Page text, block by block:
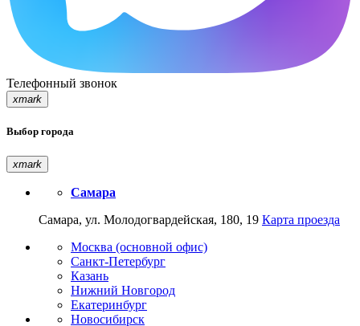
Телефонный звонок
xmark
Выбор города
xmark
Самара
Самара, ул. Молодогвардейская, 180, 19 Карта проезда
Москва (основной офис)
Санкт-Петербург
Казань
Нижний Новгород
Екатеринбург
Новосибирск